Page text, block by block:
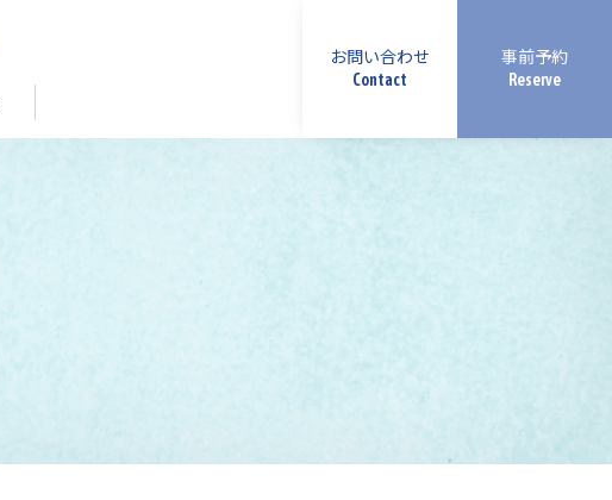
お問い合わせ
Contact
事前予約
Reserve